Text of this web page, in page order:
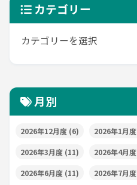
カテゴリー
月別
2026年12月度 (6) 2026年1月度
2026年3月度 (11) 2026年4月度
2026年6月度 (11) 2026年7月度